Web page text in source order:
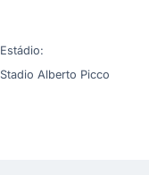
Estádio:
Stadio Alberto Picco